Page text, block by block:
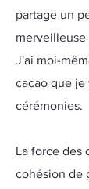
partage un
merveilleuse
​J'ai moi-
cacao que je
cérémonies.
La force des
cohésion de